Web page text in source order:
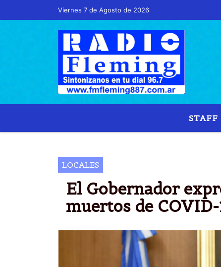
Viernes 7 de Agosto de 2026
Hoy es Viernes 7 de Agosto de 2026 y son las
STAFF
LOCALES
El Gobernador
muertos de